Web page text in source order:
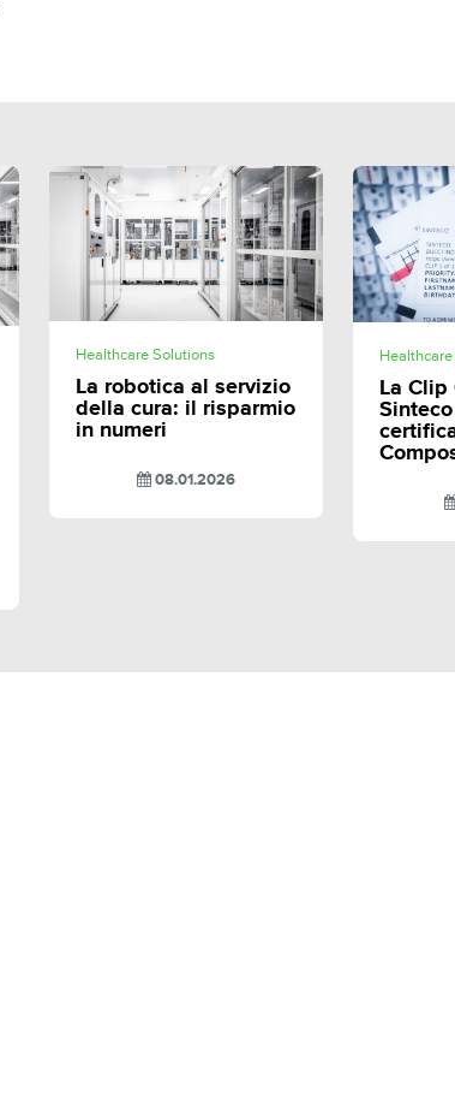
Healthcare Solutions
La robotica al servizio
della cura: il risparmio
in numeri
08.01.2026
La